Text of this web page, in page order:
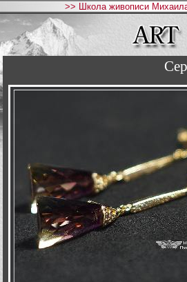
>> Школа живописи